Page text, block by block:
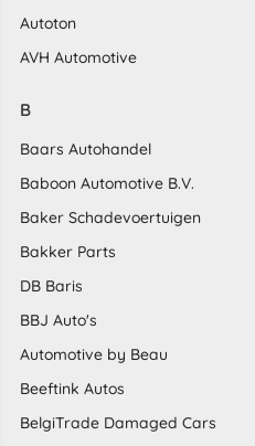
Autoton
AVH Automotive
B
Baars Autohandel
Baboon Automotive B.V.
Baker Schadevoertuigen
Bakker Parts
DB Baris
BBJ Auto's
Automotive by Beau
Beeftink Autos
BelgiTrade Damaged Cars